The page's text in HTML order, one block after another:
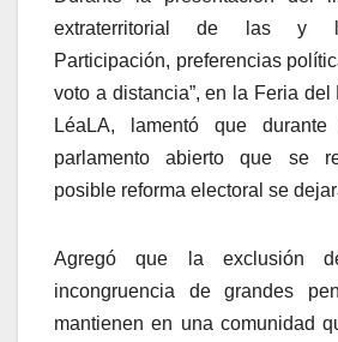
extraterritorial de las y
Participación, preferencias
voto a distancia”, en la Feria del
LéaLA, lamentó que
parlamento abierto que se
posible reforma electoral se
Agregó que la exclusión
incongruencia de grandes
mantienen en una comunidad